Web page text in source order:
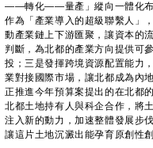
——轉化——量產」縱向一體化布
作為「產業導入的超級聯繫人」
動產業鏈上下游匯聚，讓資本的
判斷，為北都的產業方向提供可
投；三是發揮跨境資源配置能力
業對接國際市場，讓北都成為內
正推進今年預算案提出的在北都
北都土地持有人與科企合作，將
注入新的動力，加速整體發展步
讓這片土地沉澱出能孕育原創性